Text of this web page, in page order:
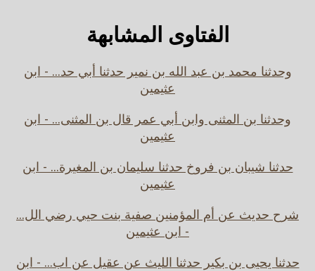
الفتاوى المشابهة
وحدثنا محمد بن عبد الله بن نمير حدثنا أبي حد... - ابن
عثيمين
وحدثنا بن المثنى وابن أبي عمر قال بن المثنى... - ابن
عثيمين
حدثنا شيبان بن فروخ حدثنا سليمان بن المغيرة... - ابن
عثيمين
شرح حديث عن أم المؤمنين صفية بنت حيي رضي الل...
- ابن عثيمين
حدثنا يحيى بن بكير حدثنا الليث عن عقيل عن اب... - ابن